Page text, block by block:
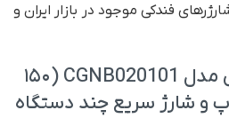
فندکی موجود در بازار ایران و
شارژر فندکی بیسوس مدل CGNB020101 (۱۵۰
و شارژ سریع چند دستگاه